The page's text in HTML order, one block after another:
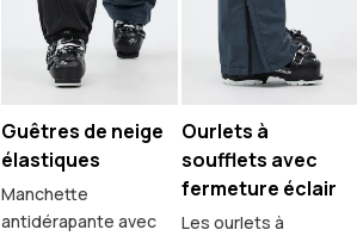
Guêtres de neige
élastiques
Manchette
antidérapante avec
Ourlets à
soufflets avec
fermeture éclair
Les ourlets à